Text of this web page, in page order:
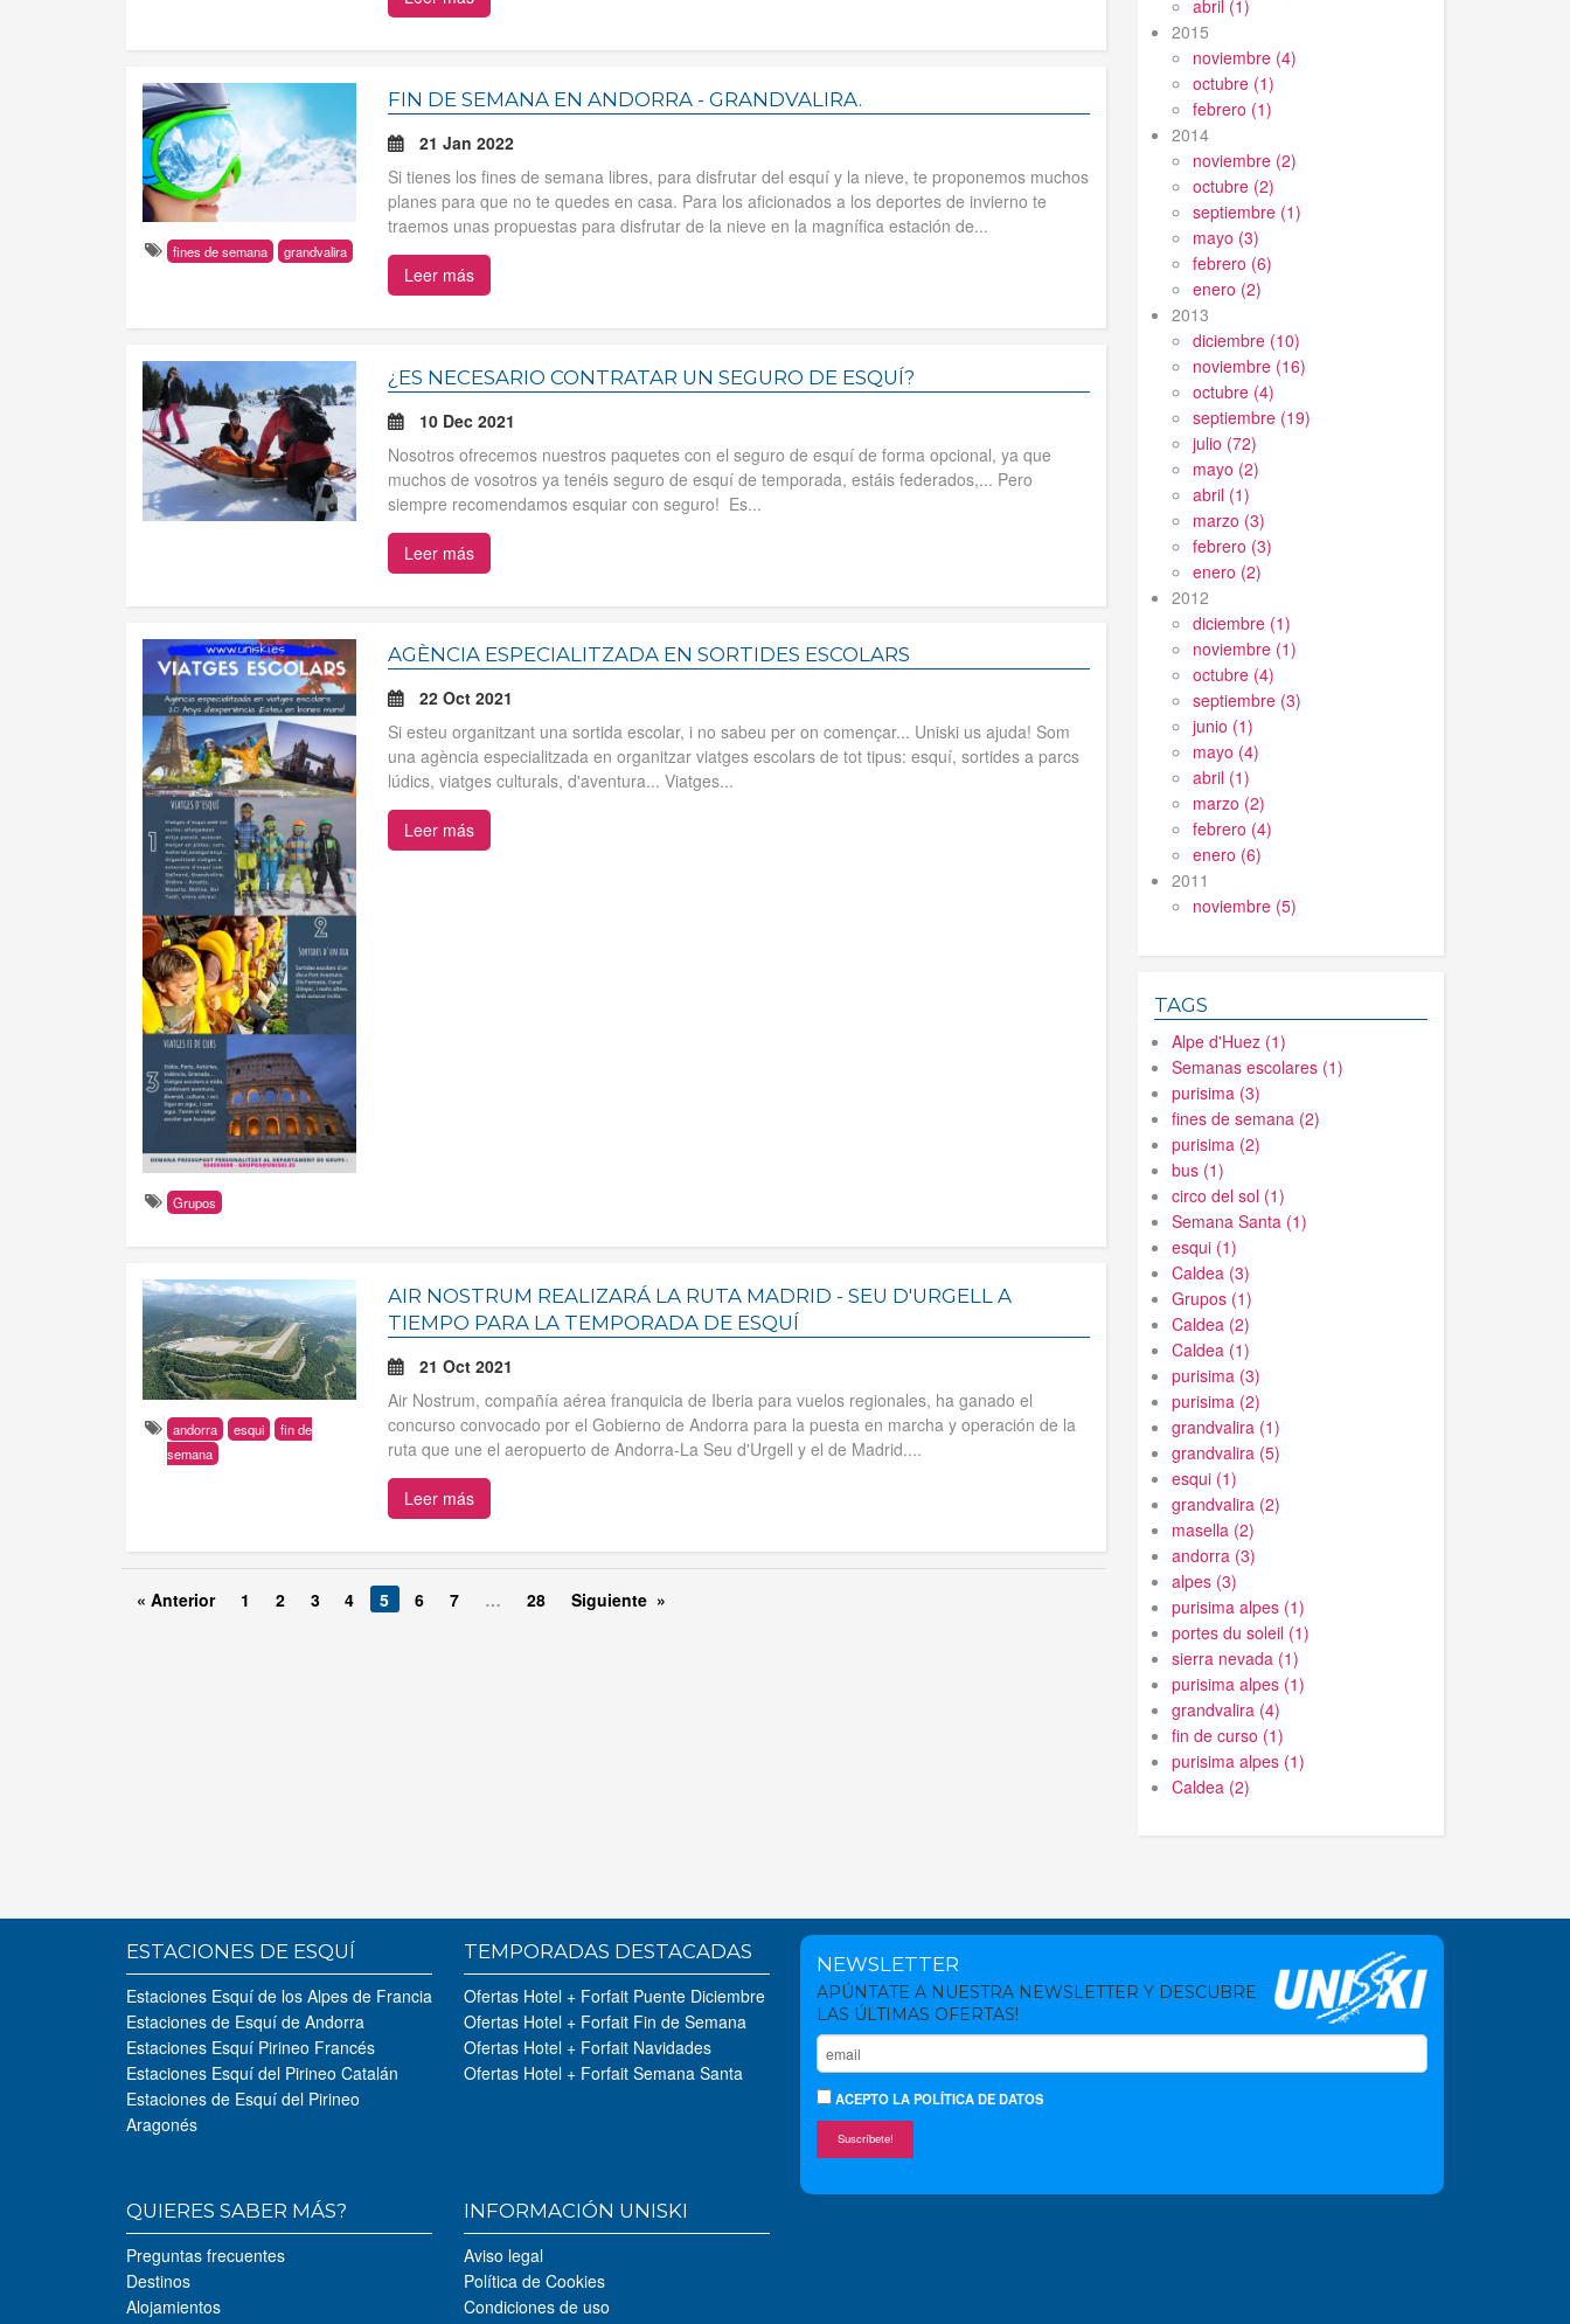
fines de semana grandvalira
FIN DE SEMANA EN ANDORRA - GRANDVALIRA.
21 Jan 2022
Si tienes los fines de semana libres, para disfrutar del esquí y la nieve, te proponemos muchos
planes para que no te quedes en casa. Para los aficionados a los deportes de invierno te
traemos unas propuestas para disfrutar de la nieve en la magnífica estación de...
Leer más
¿ES NECESARIO CONTRATAR UN SEGURO DE ESQUÍ?
10 Dec 2021
Nosotros ofrecemos nuestros paquetes con el seguro de esquí de forma opcional, ya que
muchos de vosotros ya tenéis seguro de esquí de temporada, estáis federados,... Pero
siempre recomendamos esquiar con seguro! Es...
Leer más
Grupos
AGÈNCIA ESPECIALITZADA EN SORTIDES ESCOLARS
22 Oct 2021
Si esteu organitzant una sortida escolar, i no sabeu per on començar... Uniski us ajuda! Som
una agència especialitzada en organitzar viatges escolars de tot tipus: esquí, sortides a parcs
lúdics, viatges culturals, d'aventura... Viatges...
Leer más
andorra esqui
fin de
semana
AIR NOSTRUM REALIZARÁ LA RUTA MADRID - SEU D'URGELL A
TIEMPO PARA LA TEMPORADA DE ESQUÍ
21 Oct 2021
Air Nostrum, compañía aérea franquicia de Iberia para vuelos regionales, ha ganado el
concurso convocado por el Gobierno de Andorra para la puesta en marcha y operación de la
ruta que une el aeropuerto de Andorra-La Seu d'Urgell y el de Madrid....
Leer más
« Anterior 1 2 3 4 5 6 7 … 28 Siguiente »
abril (1)
2015
noviembre (4)
octubre (1)
febrero (1)
2014
noviembre (2)
octubre (2)
septiembre (1)
mayo (3)
febrero (6)
enero (2)
2013
diciembre (10)
noviembre (16)
octubre (4)
septiembre (19)
julio (72)
mayo (2)
abril (1)
marzo (3)
febrero (3)
enero (2)
2012
diciembre (1)
noviembre (1)
octubre (4)
septiembre (3)
junio (1)
mayo (4)
abril (1)
marzo (2)
febrero (4)
enero (6)
2011
noviembre (5)
TAGS
Alpe d'Huez (1)
Semanas escolares (1)
purisima (3)
fines de semana (2)
purisima (2)
bus (1)
circo del sol (1)
Semana Santa (1)
esqui (1)
Caldea (3)
Grupos (1)
Caldea (2)
Caldea (1)
purisima (3)
purisima (2)
grandvalira (1)
grandvalira (5)
esqui (1)
grandvalira (2)
masella (2)
andorra (3)
alpes (3)
purisima alpes (1)
portes du soleil (1)
sierra nevada (1)
purisima alpes (1)
grandvalira (4)
fin de curso (1)
purisima alpes (1)
Caldea (2)
ESTACIONES DE ESQUÍ
Estaciones Esquí de los Alpes de Francia
Estaciones de Esquí de Andorra
Estaciones Esquí Pirineo Francés
Estaciones Esquí del Pirineo Catalán
Estaciones de Esquí del Pirineo
Aragonés
TEMPORADAS DESTACADAS
Ofertas Hotel + Forfait Puente Diciembre
Ofertas Hotel + Forfait Fin de Semana
Ofertas Hotel + Forfait Navidades
Ofertas Hotel + Forfait Semana Santa
NEWSLETTER
APÚNTATE A NUESTRA NEWSLETTER Y DESCUBRE
LAS ÚLTIMAS OFERTAS!
ACEPTOLA POLÍTICA DE DATOS
Suscríbete!
QUIERES SABER MÁS?
Preguntas frecuentes
Destinos
Alojamientos
INFORMACIÓN UNISKI
Aviso legal
Política de Cookies
Condiciones de uso